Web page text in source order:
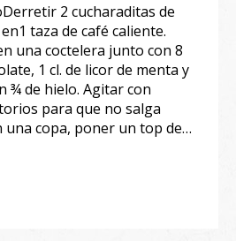
2 cucharaditas de
taza de café caliente.
una coctelera junto con 8
1 cl. de licor de menta y
¾ de hielo. Agitar con
para que no salga
una copa, poner un top de…